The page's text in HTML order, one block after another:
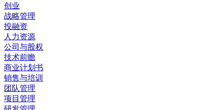
创业
战略管理
投融资
人力资源
公司与股权
技术前瞻
商业计划书
销售与培训
团队管理
项目管理